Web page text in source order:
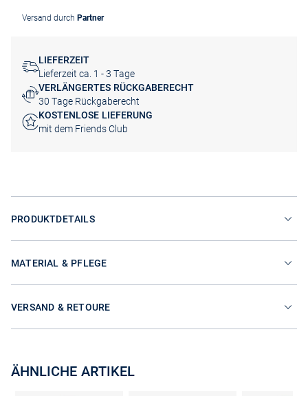
Versand durch Partner
LIEFERZEIT
Lieferzeit ca. 1 - 3 Tage
VERLÄNGERTES RÜCKGABERECHT
30 Tage Rückgaberecht
KOSTENLOSE LIEFERUNG
mit dem Friends Club
PRODUKTDETAILS
MATERIAL & PFLEGE
VERSAND & RETOURE
ÄHNLICHE ARTIKEL